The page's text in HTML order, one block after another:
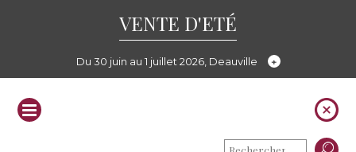
VENTE D'ETÉ
Du 30 juin au 1 juillet 2026, Deauville